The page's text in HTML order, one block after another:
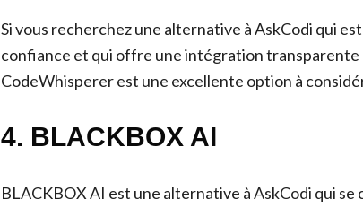
Si vous recherchez une alternative à AskCodi qui
confiance et qui offre une intégration transparente
CodeWhisperer est une excellente option à
4. BLACKBOX AI
BLACKBOX AI est une alternative à AskCodi qui